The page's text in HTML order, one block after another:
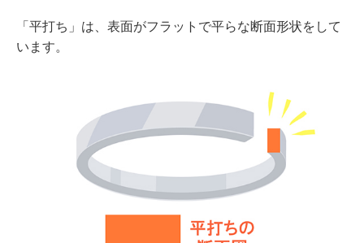
「平打ち」は、表面がフラットで平らな断面形状をして
います。